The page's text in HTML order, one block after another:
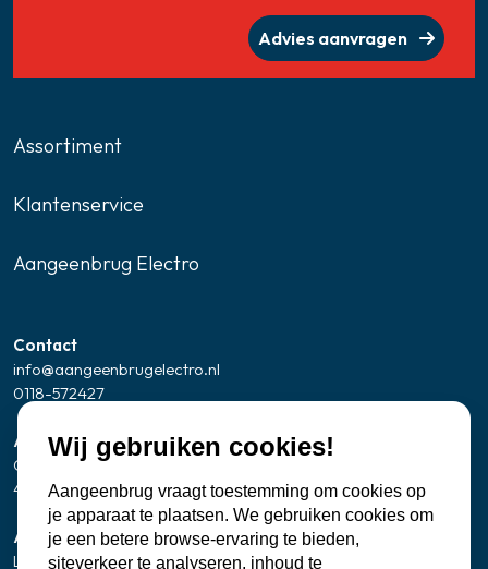
Advies aanvragen
Assortiment
Klantenservice
Aangeenbrug Electro
Contact
info@aangeenbrugelectro.nl
0118-572427
Adresgegevens Showroom/kantoor
Oude Zandweg 24
4361 SK Westkapelle
Adresgegevens servicepunt Zierikzee
Let op: geen bezoekadres
Wij gebruiken cookies!
Aangeenbrug vraagt toestemming om cookies op
je apparaat te plaatsen. We gebruiken cookies om
je een betere browse-ervaring te bieden,
siteverkeer te analyseren, inhoud te